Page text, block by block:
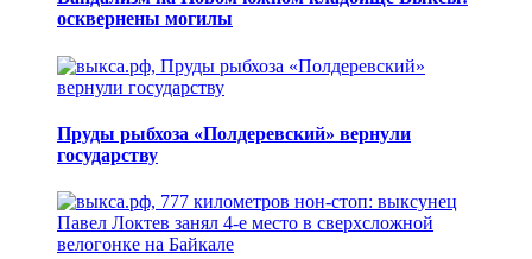
осквернены могилы
Пруды рыбхоза «Полдеревский» вернули
государству